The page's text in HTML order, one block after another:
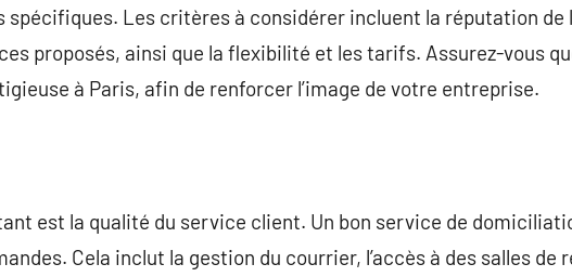
spécifiques. Les critères à considérer incluent la réputation de
proposés, ainsi que la flexibilité et les tarifs. Assurez-vous
à Paris, afin de renforcer l’image de votre entreprise.
est la qualité du service client. Un bon service de
Cela inclut la gestion du courrier, l’accès à des salles de